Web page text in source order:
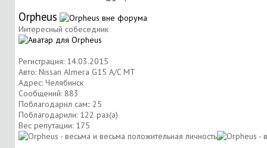
Orpheus
Интересный собеседник
Регистрация: 14.03.2015
Авто: Nissan Almera G15 A/C MT
Адрес: Челябинск
Сообщений: 883
Поблагодарил сам:: 25
Поблагодарили: 122 раз(а)
Вес репутации: 175